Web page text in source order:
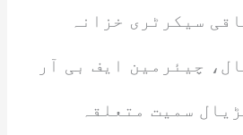
سیکرٹری خزانہ
چیئرمین ایف بی آر
سمیت متعلقہ